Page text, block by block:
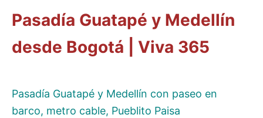
Pasadía Guatapé y Medellín
desde Bogotá | Viva 365
Pasadía Guatapé y Medellín con paseo en
barco, metro cable, Pueblito Paisa